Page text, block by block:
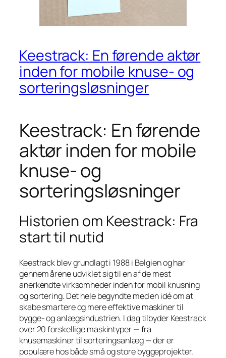
Keestrack: En førende aktør
inden for mobile knuse- og
sorteringsløsninger
Keestrack: En førende
aktør inden for mobile
knuse- og
sorteringsløsninger
Historien om Keestrack: Fra
start til nutid
Keestrack blev grundlagt i 1988 i Belgien og har
gennem årene udviklet sig til en af de mest
anerkendte virksomheder inden for mobil knusning
og sortering. Det hele begyndte med en idé om at
skabe smartere og mere effektive maskiner til
bygge- og anlægsindustrien. I dag tilbyder Keestrack
over 20 forskellige maskintyper — fra
knusemaskiner til sorteringsanlæg — der er
populære hos både små og store byggeprojekter.